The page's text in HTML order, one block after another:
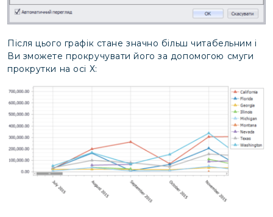
Після цього графік стане значно більш читабельним і
Ви зможете прокручувати його за допомогою смуги
прокрутки на осі Х: